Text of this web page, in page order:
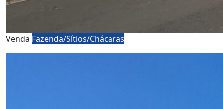
Venda Fazenda/Sítios/Chácaras